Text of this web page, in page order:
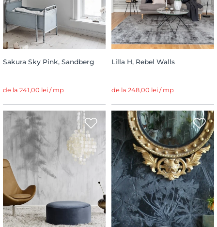
Sakura Sky Pink, Sandberg
de la 241,00 lei / mp
Lilla H, Rebel Walls
de la 248,00 lei / mp